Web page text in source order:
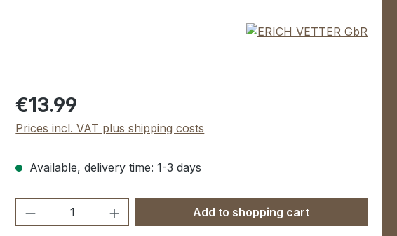
Regular price:
€13.99
Prices incl. VAT plus shipping costs
Available, delivery time: 1-3 days
Product Quantity: Enter the desired amount
Add to shopping cart